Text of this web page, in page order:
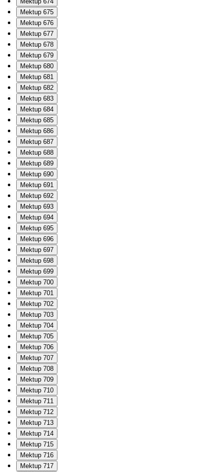
Mektup 675
Mektup 676
Mektup 677
Mektup 678
Mektup 679
Mektup 680
Mektup 681
Mektup 682
Mektup 683
Mektup 684
Mektup 685
Mektup 686
Mektup 687
Mektup 688
Mektup 689
Mektup 690
Mektup 691
Mektup 692
Mektup 693
Mektup 694
Mektup 695
Mektup 696
Mektup 697
Mektup 698
Mektup 699
Mektup 700
Mektup 701
Mektup 702
Mektup 703
Mektup 704
Mektup 705
Mektup 706
Mektup 707
Mektup 708
Mektup 709
Mektup 710
Mektup 711
Mektup 712
Mektup 713
Mektup 714
Mektup 715
Mektup 716
Mektup 717